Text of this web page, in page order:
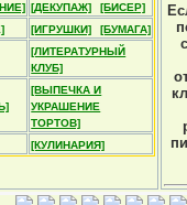
[ДЕКУПАЖ]
[БИСЕР]
[ИГРУШКИ]
[БУМАГА]
[ЛИТЕРАТУРНЫЙ
КЛУБ]
[ВЫПЕЧКА И
УКРАШЕНИЕ
ТОРТОВ]
[КУЛИНАРИЯ]